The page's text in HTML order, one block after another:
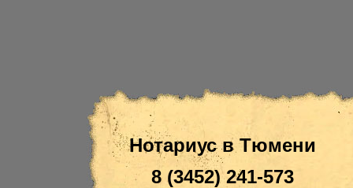
Нотариус в Тюмени
8 (3452) 241-573